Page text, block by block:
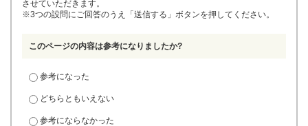
させていただきます。
※3つの設問にご回答のうえ「送信する」ボタンを押してください。
このページの内容は参考になりましたか?
参考になった
どちらともいえない
参考にならなかった